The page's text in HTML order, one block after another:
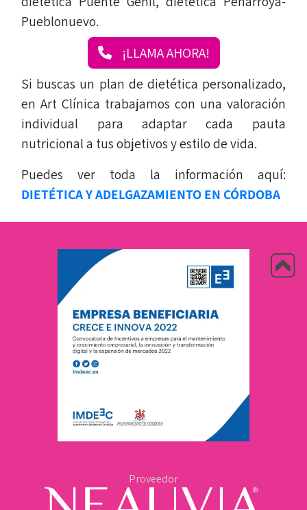
Pueblonuevo.
¡LLAMA AHORA!
Si buscas un plan de dietética personalizado,
en Art Clínica trabajamos con una valoración
individual para adaptar cada pauta
nutricional a tus objetivos y estilo de vida.
Puedes ver toda la información aquí:
DIETÉTICA Y ADELGAZAMIENTO EN CÓRDOBA
Proveedor